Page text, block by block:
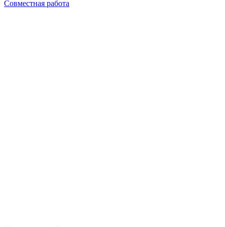
Совместная работа